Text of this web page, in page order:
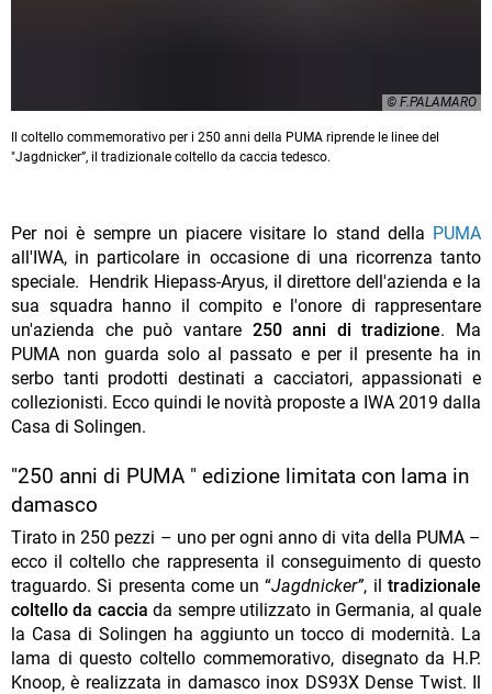
© F.PALAMARO
Il coltello commemorativo per i 250 anni della PUMA riprende le linee del
"Jagdnicker”, il tradizionale coltello da caccia tedesco.
Per noi è sempre un piacere visitare lo stand della PUMA
all'IWA, in particolare in occasione di una ricorrenza tanto
speciale. Hendrik Hiepass-Aryus, il direttore dell'azienda e la
sua squadra hanno il compito e l'onore di rappresentare
un'azienda che può vantare 250 anni di tradizione. Ma
PUMA non guarda solo al passato e per il presente ha in
serbo tanti prodotti destinati a cacciatori, appassionati e
collezionisti. Ecco quindi le novità proposte a IWA 2019 dalla
Casa di Solingen.
"250 anni di PUMA " edizione limitata con lama in
damasco
Tirato in 250 pezzi – uno per ogni anno di vita della PUMA –
ecco il coltello che rappresenta il conseguimento di questo
traguardo. Si presenta come un “Jagdnicker”, iltradizionale
coltello da caccia da sempre utilizzato in Germania, al quale
la Casa di Solingen ha aggiunto un tocco di modernità. La
lama di questo coltello commemorativo, disegnato da H.P.
Knoop, è realizzata in damasco inox DS93X Dense Twist. Il